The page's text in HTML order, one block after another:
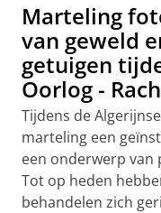
Marteling
van geweld
getuigen
Oorlog -
Tijdens de
marteling een
een onderwerp van
Tot op heden
behandelen zich